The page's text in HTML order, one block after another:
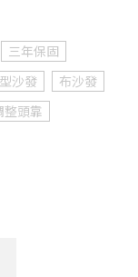
三年保固
沙發
布沙發
整頭靠